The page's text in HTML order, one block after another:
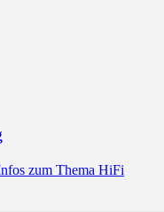
zum Thema HiFi